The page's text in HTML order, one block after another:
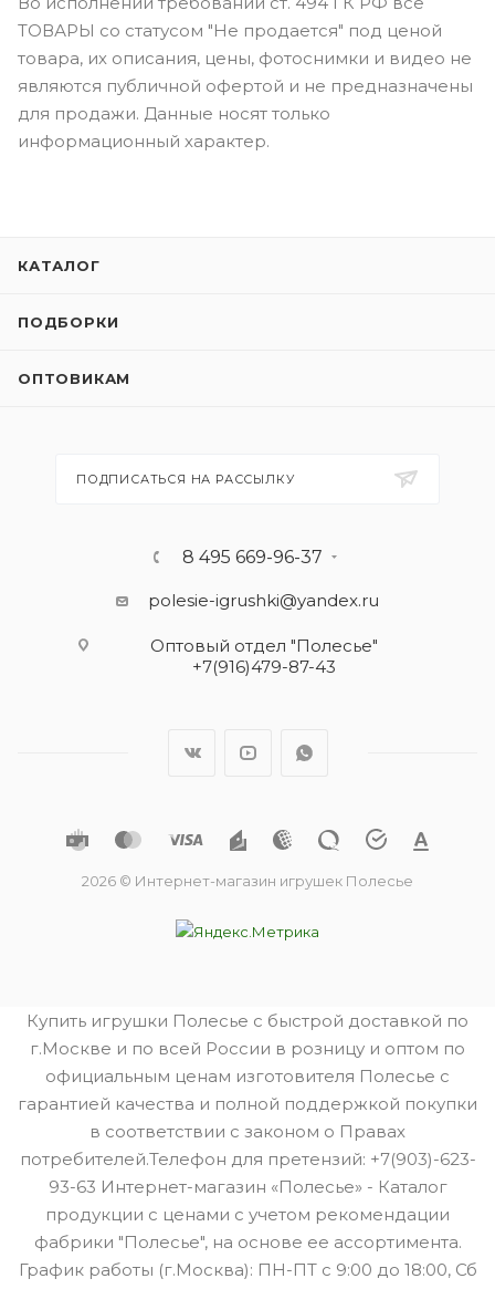
ТОВАРЫ со статусом "Не продается" под ценой
товара, их описания, цены, фотоснимки и видео не
являются публичной офертой и не предназначены
для продажи. Данные носят только
информационный характер.
КАТАЛОГ
ПОДБОРКИ
ОПТОВИКАМ
ПОДПИСАТЬСЯ НА РАССЫЛКУ
8 495 669-96-37
polesie-igrushki@yandex.ru
Оптовый отдел "Полесье"
+7(916)479-87-43
2026 © Интернет-магазин игрушек Полесье
Купить игрушки Полесье с быстрой доставкой по
г.Москве и по всей России в розницу и оптом по
официальным ценам изготовителя Полесье с
гарантией качества и полной поддержкой покупки
в соответствии с законом о Правах
потребителей.Телефон для претензий: +7(903)-623-
93-63 Интернет-магазин «Полесье» - Каталог
продукции с ценами с учетом рекомендации
фабрики "Полесье", на основе ее ассортимента.
График работы (г.Москва): ПН-ПТ с 9:00 до 18:00, Сб